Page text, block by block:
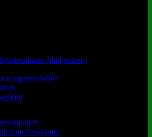
Mangenberg
eigenen Waffe
Bereich
zum Newsletter